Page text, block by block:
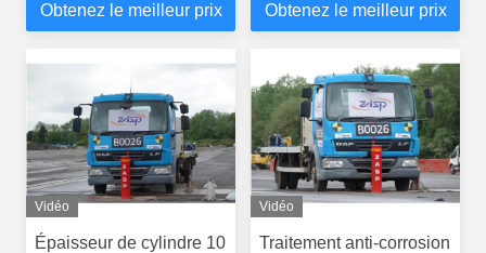
et épaisseur de cylindre
Obtenez le meilleur prix
durables et une
Obtenez le meilleur prix
Vidéo
Épaisseur de cylindre 10
Vidéo
Traitement anti-corrosion